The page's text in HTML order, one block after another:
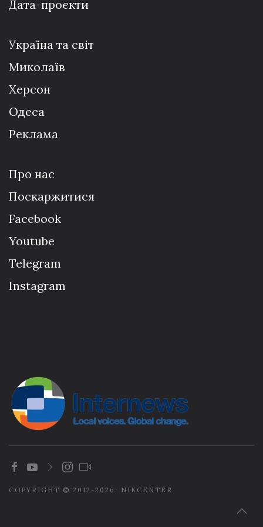
Дата-проєкти
Україна та світ
Миколаїв
Херсон
Одеса
Реклама
Про нас
Поскаржитися
Facebook
Youtube
Telegram
Instagram
COPYRIGHT © 2012-2026. NIKCENTER